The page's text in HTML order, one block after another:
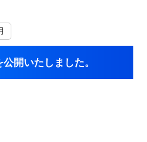
開いたしました。